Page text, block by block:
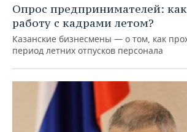
Опрос предпринимателей: как
работу с кадрами летом?
Казанские бизнесмены — о том, как
период летних отпусков персонала